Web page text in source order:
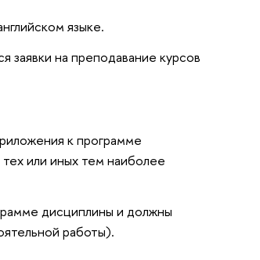
языке.
заявки на преподавание курсов
к программе
или иных тем наиболее
дисциплины и должны
работы).